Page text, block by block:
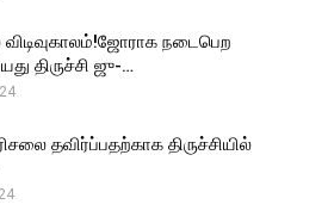
விடிவுகாலம்!ஜோராக நடைபெற
திருச்சி ஜு-…
தவிர்ப்பதற்காக திருச்சியில்